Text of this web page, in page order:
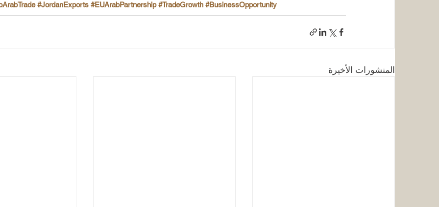
#JordanExports #EUArabPartnership #TradeGrowth #BusinessOpportunity
المنشورات الأخيرة